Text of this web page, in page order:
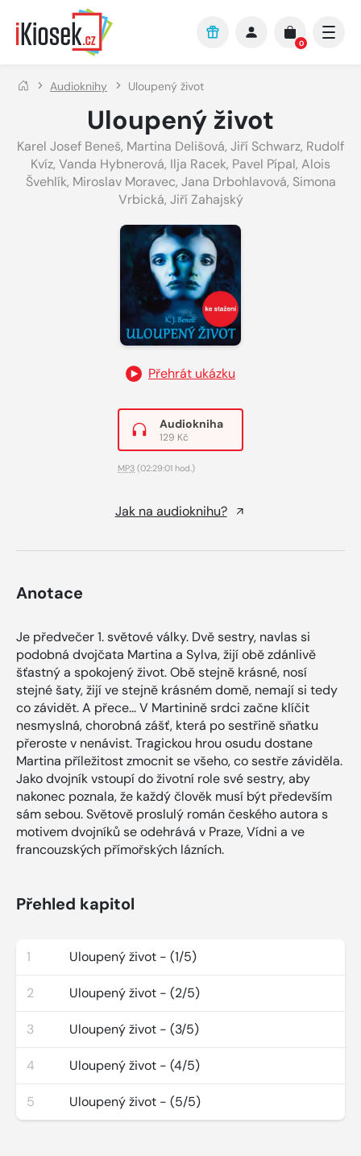
Přejít na hlavní obsah
0
Audioknihy Uloupený život
Uloupený život
Karel Josef Beneš, Martina Delišová, Jiří Schwarz, Rudolf
Kvíz, Vanda Hybnerová, Ilja Racek, Pavel Pípal, Alois
Švehlík, Miroslav Moravec, Jana Drbohlavová, Simona
Vrbická, Jiří Zahajský
Přehrát ukázku
Audiokniha
129 Kč
MP3 (02:29:01 hod.)
Jak na audioknihu?
Anotace
Je předvečer 1. světové války. Dvě sestry, navlas si
podobná dvojčata Martina a Sylva, žijí obě zdánlivě
šťastný a spokojený život. Obě stejně krásné, nosí
stejné šaty, žijí ve stejně krásném domě, nemají si tedy
co závidět. A přece... V Martinině srdci začne klíčit
nesmyslná, chorobná zášť, která po sestřině sňatku
přeroste v nenávist. Tragickou hrou osudu dostane
Martina příležitost zmocnit se všeho, co sestře záviděla.
Jako dvojník vstoupí do životní role své sestry, aby
nakonec poznala, že každý člověk musí být především
sám sebou. Světově proslulý román českého autora s
motivem dvojníků se odehrává v Praze, Vídni a ve
francouzských přímořských lázních.
Přehled kapitol
1 Uloupený život - (1/5)
2 Uloupený život - (2/5)
3 Uloupený život - (3/5)
4 Uloupený život - (4/5)
5 Uloupený život - (5/5)